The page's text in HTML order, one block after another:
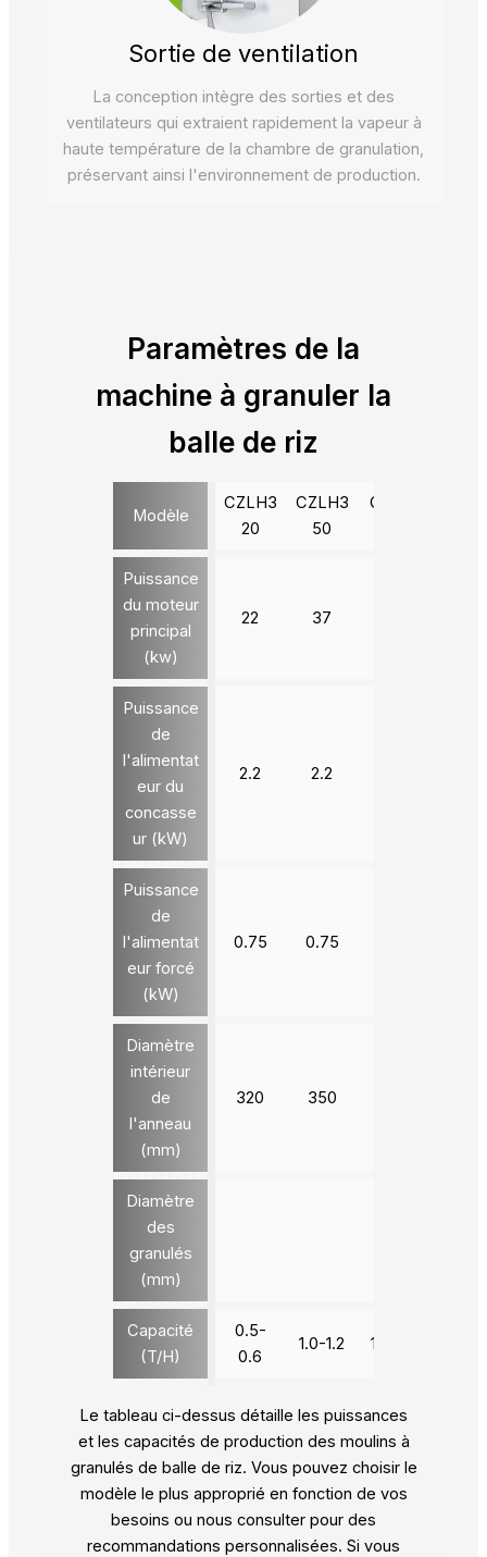
Sortie de ventilation
La conception intègre des sorties et des
ventilateurs qui extraient rapidement la vapeur à
haute température de la chambre de granulation,
préservant ainsi l'environnement de production.
Paramètres de la
machine à granuler la
balle de riz
Modèle
CZLH3
20
CZLH3
50
CZLH4
Puissance
du moteur
principal
(kw)
22 37
Puissance
de
l'alimentat
eur du
concasse
ur (kW)
2.2 2.2
Puissance
de
l'alimentat
eur forcé
(kW)
0.75 0.75
Diamètre
intérieur
de
l'anneau
(mm)
320 350
Diamètre
des
granulés
(mm)
Capacité
(T/H)
0.5-
0.6
1.0-1.2 1.8-2.0
Le tableau ci-dessus détaille les puissances
et les capacités de production des moulins à
granulés de balle de riz. Vous pouvez choisir le
modèle le plus approprié en fonction de vos
besoins ou nous consulter pour des
recommandations personnalisées. Si vous